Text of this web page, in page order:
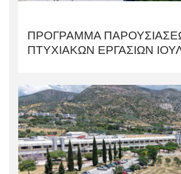
ΠΡΟΓΡΑΜΜΑ
ΠΤΥΧΙΑΚΩΝ ΕΡΓΑΣΙΩΝ